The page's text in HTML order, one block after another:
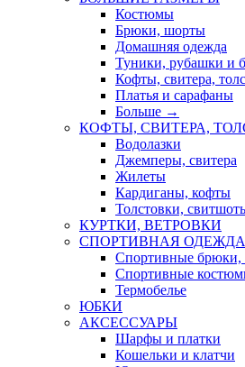
Костюмы
Брюки, шорты
Домашняя одежда
Туники, рубашки и
Кофты, свитера,
Платья и сарафаны
Больше →
КОФТЫ, СВИТЕРА,
Водолазки
Джемперы, свитера
Жилеты
Кардиганы, кофты
Толстовки,
КУРТКИ, ВЕТРОВКИ
СПОРТИВНАЯ ОДЕЖДА
Спортивные брюки,
Спортивные
Термобелье
ЮБКИ
AКСЕССУАРЫ
Шарфы и платки
Кошельки и клатчи